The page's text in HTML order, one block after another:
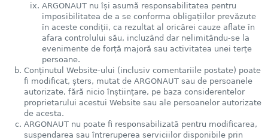
ARGONAUT nu își asumă responsabilitatea pentru
imposibilitatea de a se conforma obligațiilor prevăzute
în aceste condiții, ca rezultat al oricărei cauze aflate în
afara controlului său, incluzând dar nelimitându-se la
evenimente de forță majoră sau activitatea unei terțe
persoane.
Conținutul Website-ului (inclusiv comentariile postate) poate
fi modificat, șters, mutat de ARGONAUT sau de persoanele
autorizate, fără nicio înștiințare, pe baza considerentelor
proprietarului acestui Website sau ale persoanelor autorizate
de acesta.
ARGONAUT nu poate fi responsabilizată pentru modificarea,
suspendarea sau întreruperea serviciilor disponibile prin